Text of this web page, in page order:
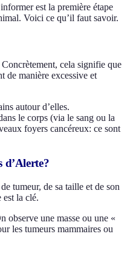
est la première étape
Voici ce qu’il faut savoir.
cela signifie que
de manière excessive et
autour d’elles.
le corps (via le sang ou la
foyers cancéreux: ce sont
d’Alerte?
tumeur, de sa taille et de son
est la clé.
observe une masse ou une «
les tumeurs mammaires ou